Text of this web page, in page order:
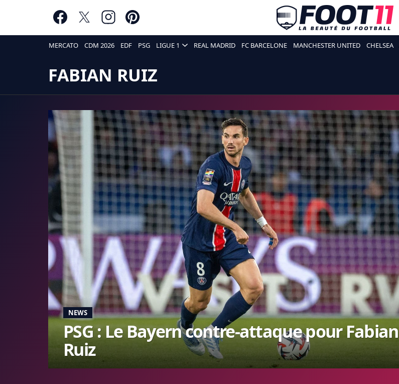
MERCATO CDM 2026 EDF PSG LIGUE 1 REAL MADRID FC BARCELONE MANCHESTER UNITED CHELSEA
FABIAN RUIZ
NEWS
PSG : Le Bayern contre-attaque pour Fabian
Ruiz